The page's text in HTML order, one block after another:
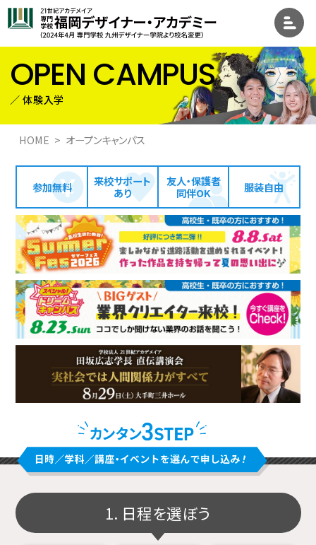
OPEN CAMPUS
HOME オープンキャンパス
参加無料
来校サポート
あり
友人・保護者
同伴OK
服装自由
1. 日程を選ぼう